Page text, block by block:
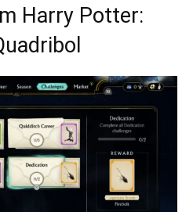
Harry Potter: